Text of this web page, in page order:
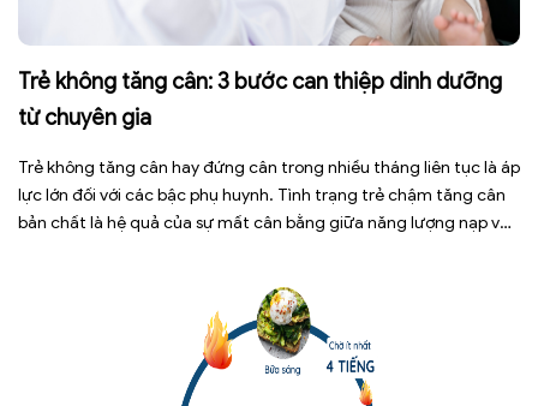
Trẻ không tăng cân: 3 bước can thiệp dinh dưỡng
từ chuyên gia
Trẻ không tăng cân hay đứng cân trong nhiều tháng liên tục là áp
lực lớn đối với các bậc phụ huynh. Tình trạng trẻ chậm tăng cân
bản chất là hệ quả của sự mất cân bằng giữa năng lượng nạp vào